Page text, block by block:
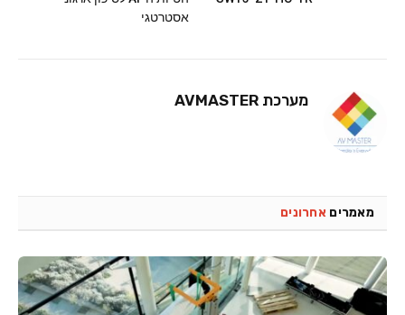
אסטרטגי
מערכת AVMASTER
מאמרים אחרונים